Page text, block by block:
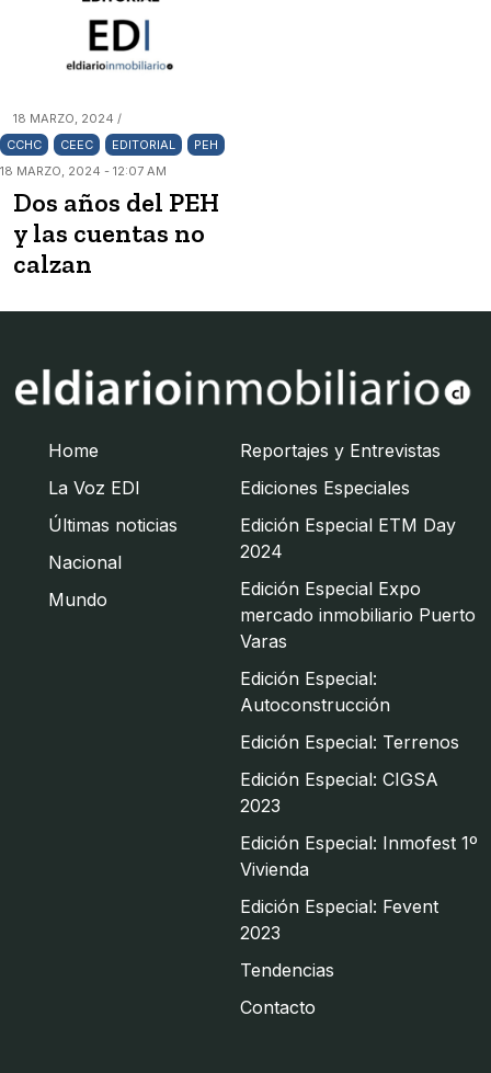
18 MARZO, 2024 /
CCHC
CEEC EDITORIAL
PEH
18 MARZO, 2024 - 12:07 AM
Dos años del PEH
y las cuentas no
calzan
Home
La Voz EDI
Últimas noticias
Nacional
Mundo
Reportajes y Entrevistas
Ediciones Especiales
Edición Especial ETM Day
2024
Edición Especial Expo
mercado inmobiliario Puerto
Varas
Edición Especial:
Autoconstrucción
Edición Especial: Terrenos
Edición Especial: CIGSA
2023
Edición Especial: Inmofest 1º
Vivienda
Edición Especial: Fevent
2023
Tendencias
Contacto